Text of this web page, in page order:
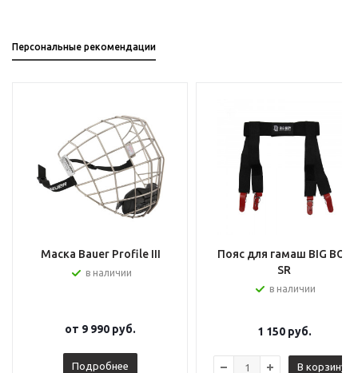
Персональные рекомендации
Маска Bauer Profile III
в наличии
от 9 990 руб.
Подробнее
Пояс для гамаш BIG BOY
SR
в наличии
1 150руб.
В корзину